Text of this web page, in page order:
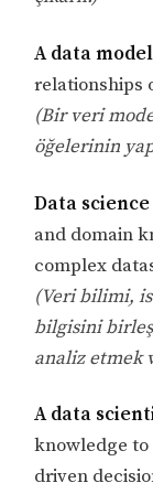
A data
relationships
(Bir veri
öğelerinin
Data science
and domain
complex
(Veri bilimi,
bilgisini
analiz etmek
A data
knowledge
driven